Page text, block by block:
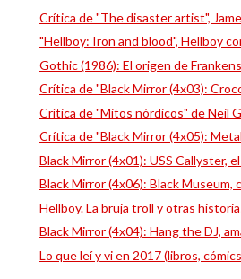
Crítica de "The disaster artist",
"Hellboy: Iron and blood", Hellboy
Gothic (1986): El origen de
Crítica de "Black Mirror (4x03):
Crítica de "Mitos nórdicos" de Neil
Crítica de "Black Mirror (4x05):
Black Mirror (4x01): USS Callyster,
Black Mirror (4x06): Black Museum,
Hellboy. La bruja troll y otras
Black Mirror (4x04): Hang the DJ,
Lo que leí y vi en 2017 (libros,